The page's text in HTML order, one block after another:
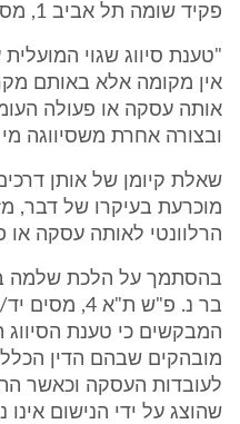
פקיד שומה תל אביב 1, מסים יד/4 עמ' ה-12 :
"טענת סיווג שגוי
אין מקומה אלא באותם
אותה עסקה או פעולה
ובצורה אחרת משסיווגה
שאלת קיומן של אותן
מוכרעת בעיקרו של דבר,
הרלוונטי לאותה עסקה או
המבקשים כי טענת
מובהקים שבהם הדין
לעובדות העסקה וכאשר
שהוצג על ידי הנישום אינו